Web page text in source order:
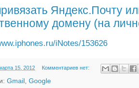
Яндекс.Почту
домену (на
iNotes/153626
15, 2012 Комментариев нет:
Gmail Google